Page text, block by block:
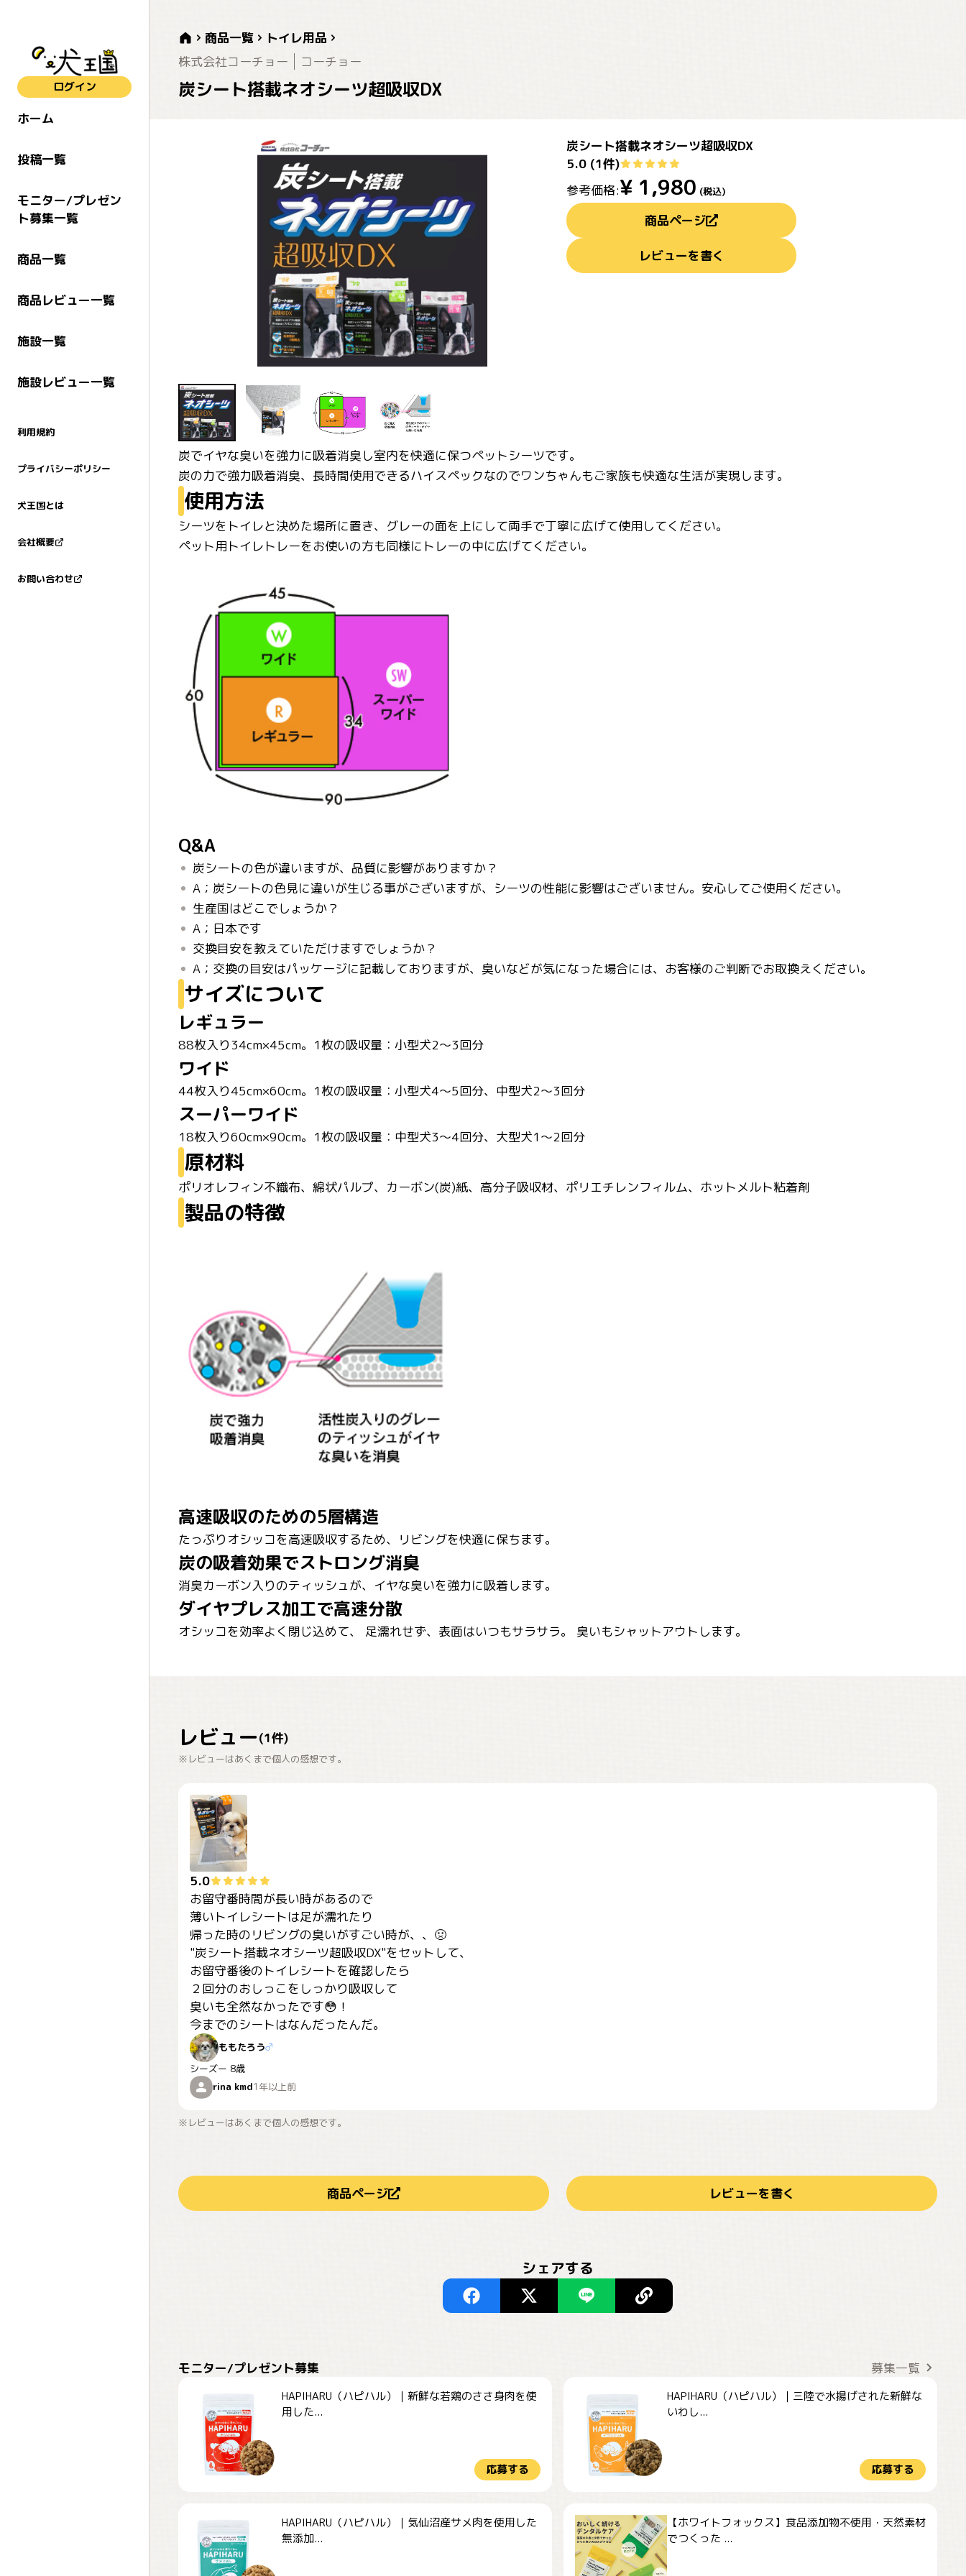
ログイン
ホーム
投稿一覧
モニター/プレゼン
ト募集一覧
商品一覧
商品レビュー一覧
施設一覧
施設レビュー一覧
利用規約
プライバシーポリシー
犬王国とは
会社概要
お問い合わせ
商品一覧
トイレ用品
株式会社コーチョー
コーチョー
炭シート搭載ネオシーツ超吸収DX
炭シート搭載ネオシーツ超吸収DX
5.0 (1件)
参考価格:¥ 1,980 (税込)
商品ページ
レビューを書く
炭でイヤな臭いを強力に吸着消臭し室内を快適に保つペットシーツです。
炭の力で強力吸着消臭、長時間使用できるハイスペックなのでワンちゃんもご家族も快適な生活が実現します。
使用方法
シーツをトイレと決めた場所に置き、グレーの面を上にして両手で丁寧に広げて使用してください。
ペット用トイレトレーをお使いの方も同様にトレーの中に広げてください。
Q&A
炭シートの色が違いますが、品質に影響がありますか？
A；炭シートの色見に違いが生じる事がございますが、シーツの性能に影響はございません。安心してご使用ください。
生産国はどこでしょうか？
A；日本です
交換目安を教えていただけますでしょうか？
A；交換の目安はパッケージに記載しておりますが、臭いなどが気になった場合には、お客様のご判断でお取換えください。
サイズについて
レギュラー
88枚入り34cm×45cm。1枚の吸収量：小型犬2～3回分
ワイド
44枚入り45cm×60cm。1枚の吸収量：小型犬4～5回分、中型犬2～3回分
スーパーワイド
18枚入り60cm×90cm。1枚の吸収量：中型犬3～4回分、大型犬1～2回分
原材料
ポリオレフィン不織布、綿状パルプ、カーボン(炭)紙、高分子吸収材、ポリエチレンフィルム、ホットメルト粘着剤
製品の特徴
高速吸収のための5層構造
たっぷりオシッコを高速吸収するため、リビングを快適に保ちます。
炭の吸着効果でストロング消臭
消臭カーボン入りのティッシュが、イヤな臭いを強力に吸着します。
ダイヤプレス加工で高速分散
オシッコを効率よく閉じ込めて、 足濡れせず、表面はいつもサラサラ。 臭いもシャットアウトします。
レビュー(1件)
※レビューはあくまで個人の感想です。
5.0
お留守番時間が長い時があるので
薄いトイレシートは足が濡れたり
帰った時のリビングの臭いがすごい時が、、🤢
"炭シート搭載ネオシーツ超吸収DX"をセットして、
お留守番後のトイレシートを確認したら
２回分のおしっこをしっかり吸収して
臭いも全然なかったです😳！
ももたろう♂
シーズー 8歳
rina kmd1年以上前
※レビューはあくまで個人の感想です。
商品ページ レビューを書く
シェアする
モニター/プレゼント募集 募集一覧
HAPIHARU（ハピハル）｜新鮮な若鶏のささ身肉を使
用した...
応募する
HAPIHARU（ハピハル）｜三陸で水揚げされた新鮮な
いわし...
応募する
HAPIHARU（ハピハル）｜気仙沼産サメ肉を使用した
無添加...
【ホワイトフォックス】食品添加物不使用・天然素材
でつくった ...